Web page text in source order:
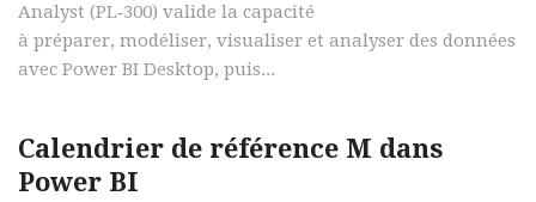
Analyst (PL‑300) valide la capacité
à préparer, modéliser, visualiser et analyser des données
avec Power BI Desktop, puis...
Calendrier de référence M dans
Power BI